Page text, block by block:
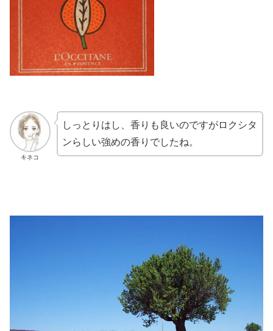
キネコ
しっとりはし、香りも良いのですがロクシタ
ンらしい強めの香りでしたね。